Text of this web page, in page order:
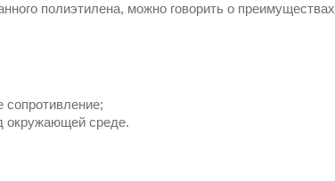
полиэтилена, можно говорить о преимуществах
сопротивление;
окружающей среде.